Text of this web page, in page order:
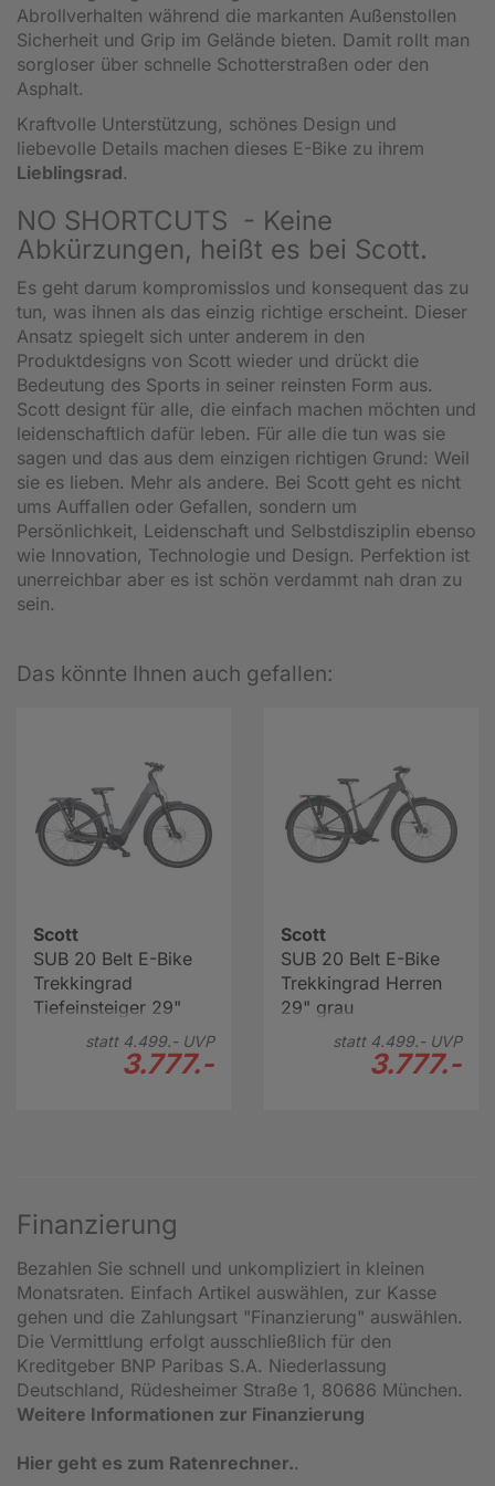
Abrollverhalten während die markanten Außenstollen
Sicherheit und Grip im Gelände bieten. Damit rollt man
sorgloser über schnelle Schotterstraßen oder den
Asphalt.
Kraftvolle Unterstützung, schönes Design und
liebevolle Details machen dieses E-Bike zu ihrem
Lieblingsrad.
NO SHORTCUTS - Keine
Abkürzungen, heißt es bei Scott.
Es geht darum kompromisslos und konsequent das zu
tun, was ihnen als das einzig richtige erscheint. Dieser
Ansatz spiegelt sich unter anderem in den
Produktdesigns von Scott wieder und drückt die
Bedeutung des Sports in seiner reinsten Form aus.
Scott designt für alle, die einfach machen möchten und
leidenschaftlich dafür leben. Für alle die tun was sie
sagen und das aus dem einzigen richtigen Grund: Weil
sie es lieben. Mehr als andere. Bei Scott geht es nicht
ums Auffallen oder Gefallen, sondern um
Persönlichkeit, Leidenschaft und Selbstdisziplin ebenso
wie Innovation, Technologie und Design. Perfektion ist
unerreichbar aber es ist schön verdammt nah dran zu
sein.
Das könnte Ihnen auch gefallen:
Scott
SUB 20 Belt E-Bike
Trekkingrad
Tiefeinsteiger 29"
statt 4.499.-UVP
3.777.-
Scott
SUB 20 Belt E-Bike
Trekkingrad Herren
29" grau
statt 4.499.-UVP
3.777.-
Finanzierung
Bezahlen Sie schnell und unkompliziert in kleinen
Monatsraten. Einfach Artikel auswählen, zur Kasse
gehen und die Zahlungsart "Finanzierung" auswählen.
Die Vermittlung erfolgt ausschließlich für den
Kreditgeber BNP Paribas S.A. Niederlassung
Deutschland, Rüdesheimer Straße 1, 80686 München.
Weitere Informationen zur Finanzierung
Hier geht es zum Ratenrechner..